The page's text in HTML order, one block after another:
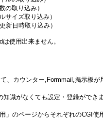
り込み）
ズ取り込み）
時取り込み）
出来ません。
ウンター,Formmail,掲示板が
くても設定・登録ができま
ージからそれぞれのCGI使用